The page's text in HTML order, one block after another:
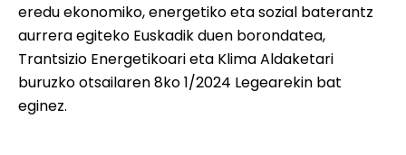
eredu ekonomiko, energetiko eta sozial baterantz
aurrera egiteko Euskadik duen borondatea,
Trantsizio Energetikoari eta Klima Aldaketari
buruzko otsailaren 8ko 1/2024 Legearekin bat
eginez.